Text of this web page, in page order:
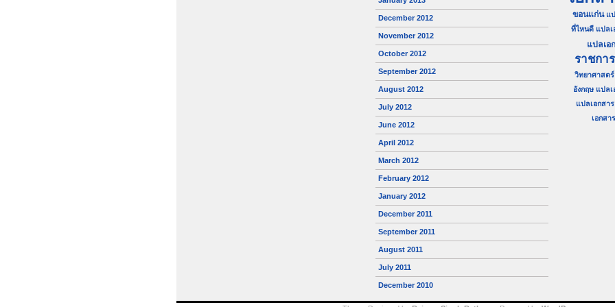
December 2012
November 2012
October 2012
September 2012
August 2012
July 2012
June 2012
April 2012
March 2012
February 2012
January 2012
December 2011
September 2011
August 2011
July 2011
December 2010
ขอนแก่น แ
ที่ไหนดี แปลเ
แปลเอ
ราชการ
วิทยาศาสตร์
อังกฤษ แปลเ
แปลเอกสา
เอกสา